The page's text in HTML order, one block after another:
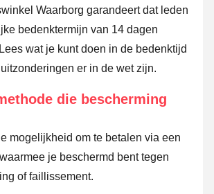
Waarborg garandeert dat leden
bedenktermijn van 14 dagen
Lees wat je kunt doen in de bedenktijd
er in de wet zijn.
die bescherming
mogelijkheid om te betalen via een
je beschermd bent tegen
of faillissement.